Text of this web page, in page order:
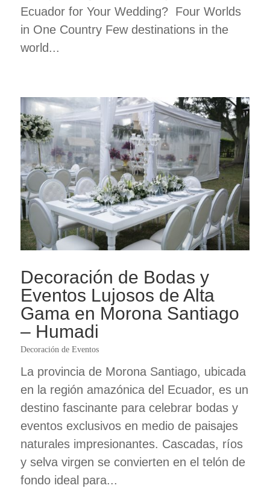
Ecuador for Your Wedding? Four Worlds
in One Country Few destinations in the
world...
Decoración de Bodas y
Eventos Lujosos de Alta
Gama en Morona Santiago
– Humadi
Decoración de Eventos
La provincia de Morona Santiago, ubicada
en la región amazónica del Ecuador, es un
destino fascinante para celebrar bodas y
eventos exclusivos en medio de paisajes
naturales impresionantes. Cascadas, ríos
y selva virgen se convierten en el telón de
fondo ideal para...